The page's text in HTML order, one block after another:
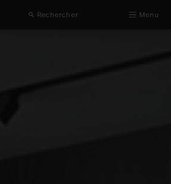
Rechercher Menu